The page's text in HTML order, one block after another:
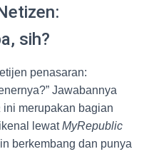
sih?
penasaran:
Jawabannya
ini merupakan bagian
lewatMyRepublic
berkembang dan punya